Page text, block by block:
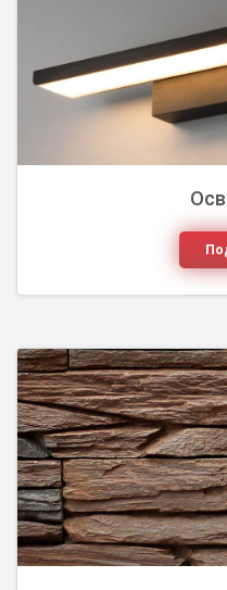
помещений
доступности,
монтажа,
Кованые изделия –
красота, фантазия,